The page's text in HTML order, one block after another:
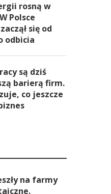
rosną w
Polsce
się od
odbicia
są dziś
barierą firm.
co jeszcze
na farmy